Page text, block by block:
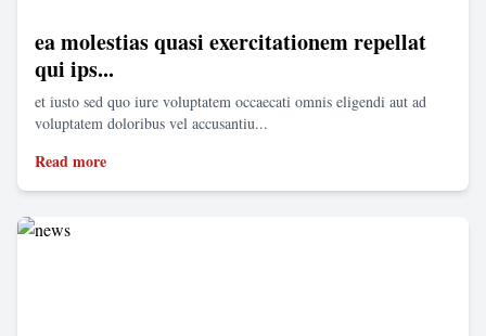
ea molestias quasi exercitationem repellat
qui ips...
et iusto sed quo iure voluptatem occaecati omnis eligendi aut ad
voluptatem doloribus vel accusantiu...
Read more